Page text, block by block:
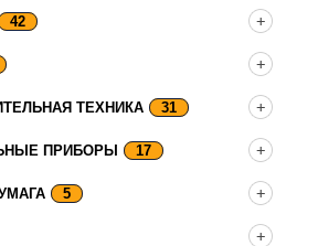
42
ТЕХНИКА 31
ПРИБОРЫ 17
5